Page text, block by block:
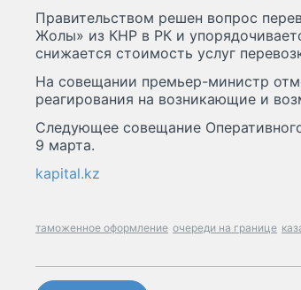
Правительством решен вопрос
Жолы» из КНР в РК и
снижается стоимость услуг
На совещании премьер-министр
реагирования на возникающие и
Следующее совещание
9 марта.
kapital.kz
таможенное оформление очереди на границе